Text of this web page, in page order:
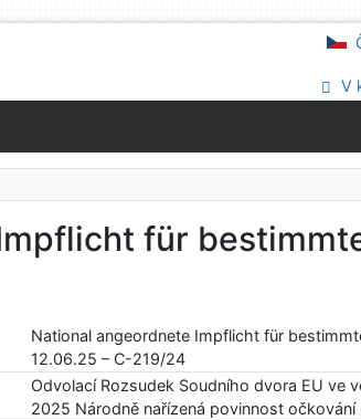
V
für
National angeordnete Impflicht für
12.06.25 – C-219/24
Odvolací Rozsudek Soudního dvora EU ve
2025 Národně nařízená povinnost